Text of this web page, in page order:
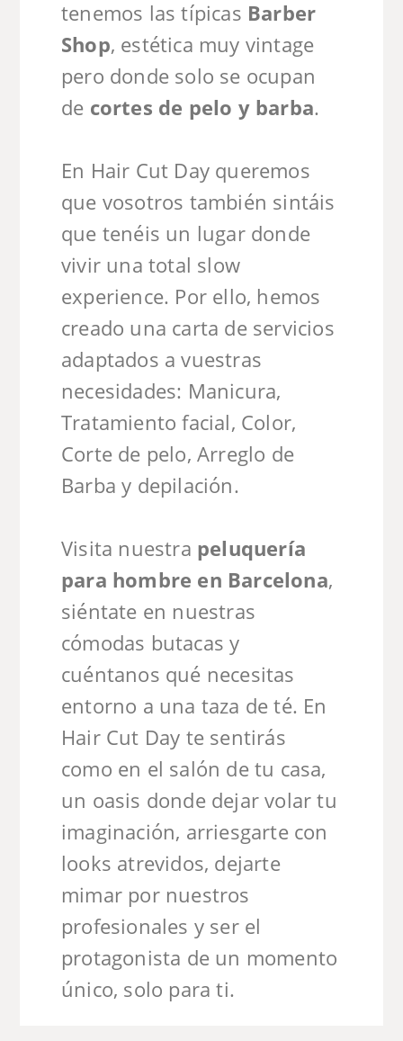
tenemos las típicas Barber
Shop, estética muy vintage
pero donde solo se ocupan
de cortes de pelo y barba.
En Hair Cut Day queremos
que vosotros también sintáis
que tenéis un lugar donde
vivir una total slow
experience. Por ello, hemos
creado una carta de servicios
adaptados a vuestras
necesidades: Manicura,
Tratamiento facial, Color,
Corte de pelo, Arreglo de
Barba y depilación.
Visita nuestra peluquería
para hombre en Barcelona,
siéntate en nuestras
cómodas butacas y
cuéntanos qué necesitas
entorno a una taza de té. En
Hair Cut Day te sentirás
como en el salón de tu casa,
un oasis donde dejar volar tu
imaginación, arriesgarte con
looks atrevidos, dejarte
mimar por nuestros
profesionales y ser el
protagonista de un momento
único, solo para ti.